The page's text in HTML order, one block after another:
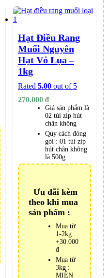
Hạt Điều Rang
Muối Nguyên
Hạt Vỏ Lụa –
1kg
Rated 5.00 out of 5
270.000 ₫
Giá sản phẩm là
02 túi zip hút
chân không
Quy cách đóng
gói : 01 túi zip
hút chân không
là 500g
Ưu đãi kèm
theo khi mua
sản phẩm :
Mua từ
1-2kg :
+30.000
đ
Mua từ
3kg :
MIỄN